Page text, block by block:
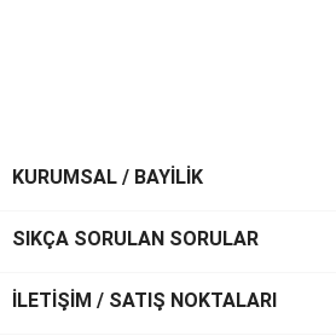
KURUMSAL / BAYİLİK
SIKÇA SORULAN SORULAR
İLETİŞİM / SATIŞ NOKTALARI